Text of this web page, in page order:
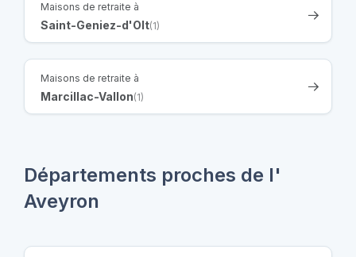
Maisons de retraite à
Saint-Geniez-d'Olt(1)
Maisons de retraite à
Marcillac-Vallon(1)
Départements proches de l'
Aveyron